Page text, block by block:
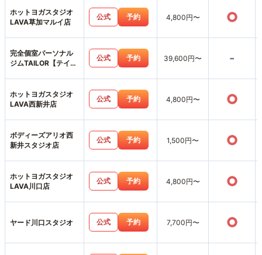
ホットヨガスタジオ
LAVA草加マルイ店
公式 予約 4,800円〜 ○
完全個室パーソナル
ジムTAILOR【テイラ
公式 予約 39,600円〜 -
ホットヨガスタジオ
LAVA西新井店
公式 予約 4,800円〜 ○
ボディーズアリオ西
新井スタジオ店
公式 予約 1,500円〜 ○
ホットヨガスタジオ
LAVA川口店
公式 予約 4,800円〜 ○
ヤード川口スタジオ 公式 予約 7,700円〜 ○